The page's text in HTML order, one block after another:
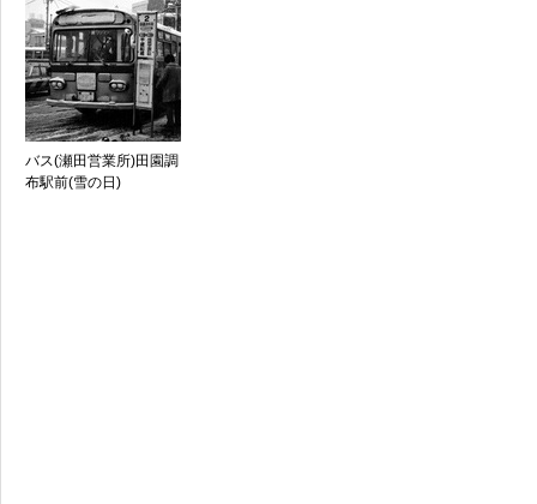
バス(瀬田営業所)田園調
布駅前(雪の日)